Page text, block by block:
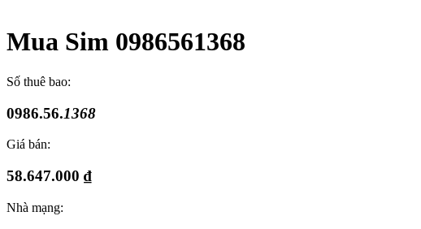
Mua Sim 0986561368
Số thuê bao:
0986.56.1368
Giá bán:
58.647.000 ₫
Nhà mạng: